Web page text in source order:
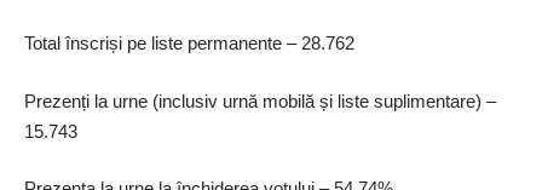
POT – 335 voturi, 8,58%
Ponderea voturilor valabil exprimate pentru Senat
Total înscriși pe liste permanente – 28.762
Prezenți la urne (inclusiv urnă mobilă și liste suplimentare) –
15.743